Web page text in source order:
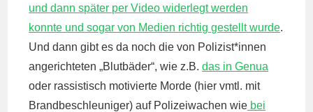
und dann später per Video widerlegt werden
konnte und sogar von Medien richtig gestellt wurde.
Und dann gibt es da noch die von Polizist*innen
angerichteten „Blutbäder“, wie z.B.das in Genua
oder rassistisch motivierte Morde (hier vmtl. mit
Brandbeschleuniger) auf Polizeiwachen wie bei